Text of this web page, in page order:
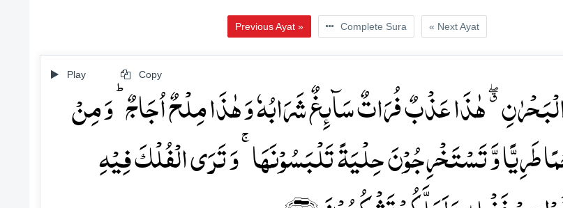
Previous Ayat » Complete Sura « Next Ayat
Play Copy
٭ۖ ہٰذَا عَذۡبٌ فُرَاتٌ سَآئِغٌ شَرَابُہٗ وَ ہٰذَا مِلۡحٌ اُجَاجٌ ؕ وَ مِنۡ
طَرِیًّا وَّ تَسۡتَخۡرِجُوۡنَ حِلۡیَۃً تَلۡبَسُوۡنَہَا ۚ وَ تَرَی الۡفُلۡکَ فِیۡہِ